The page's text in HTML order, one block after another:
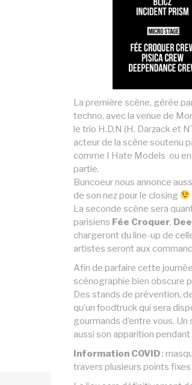
La première scène, gérée
techno, avec la venue de
le trio H.D.N (H, Darzack et
acteur de la scène soutenu
comme I Hate Models ou
partie.
Buncoeur nous annonce
de son nez pour le closing
La seconde scène sera
parisiens Fée Croquer,
chargeront du line-up de
artistes seront aux
Afin de parfaire cette
scénographie bien obscure
Des stands de prévention,
qu’un foodtruck qui sera
gourmands d’entre vous.
aussi son apparition pendant
Information COVID :
travers plusieurs points